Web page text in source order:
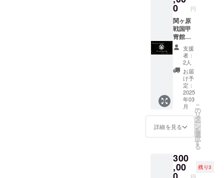
載方
法：文
字のみ
（日本
語、英
語表記
のみ）
※注意事
項：支
援時、
必ず備
考欄に
掲載希
望され
るお名
前をご
（ご支
援頂い
たご本
人1名の
み2025
年４月
から1年
間有
効）
0 円
関ヶ原
戦国甲
冑館グ
ループ
（甲冑
館、兵
糧、陣
屋、イ
ベント
参加費
等）す
べての
お代が
50％オ
フにな
チナ
カード
（ご支
支援
者：
2人
お届
け予
定：
2025
年03
月
詳細を見る
こ
の
リ
タ
ー
ン
を
選
択
す
る
300
,00 残り3